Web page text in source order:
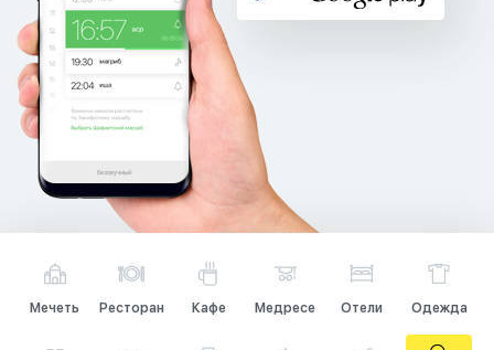
Мечеть Ресторан Кафе Медресе Отели Одежда